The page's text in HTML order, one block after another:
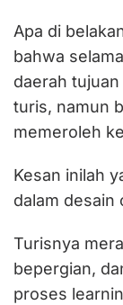
Apa di
bahwa
daerah
turis, namun
memeroleh
Kesan inilah
dalam desain
Turisnya
bepergian,
proses